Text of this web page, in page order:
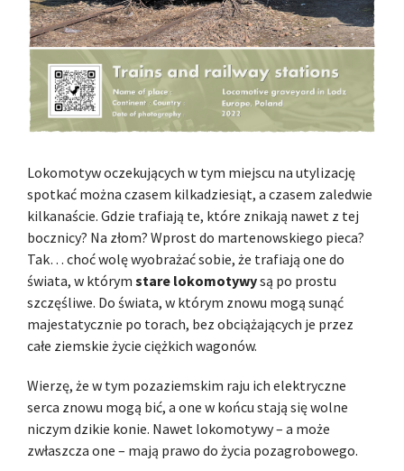
Lokomotyw oczekujących w tym miejscu na utylizację
spotkać można czasem kilkadziesiąt, a czasem zaledwie
kilkanaście. Gdzie trafiają te, które znikają nawet z tej
bocznicy? Na złom? Wprost do martenowskiego pieca?
Tak… choć wolę wyobrażać sobie, że trafiają one do
świata, w którym stare lokomotywysą po prostu
szczęśliwe. Do świata, w którym znowu mogą sunąć
majestatycznie po torach, bez obciążających je przez
całe ziemskie życie ciężkich wagonów.
Wierzę, że w tym pozaziemskim raju ich elektryczne
serca znowu mogą bić, a one w końcu stają się wolne
niczym dzikie konie. Nawet lokomotywy – a może
zwłaszcza one – mają prawo do życia pozagrobowego.